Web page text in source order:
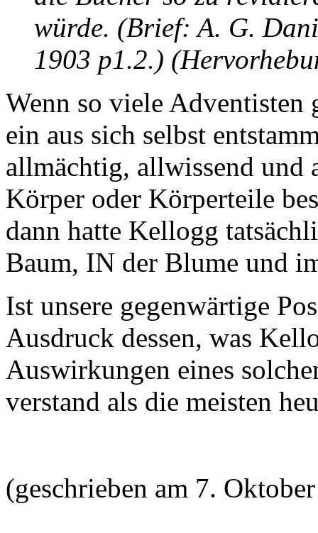
würde. (Brief: A. G.
1903 p1.2.)
Wenn so viele Adventisten
ein aus sich selbst
allmächtig, allwissend und
Körper oder Körperteile
dann hatte Kellogg
Baum, IN der Blume und
Ist unsere gegenwärtige
Ausdruck dessen, was
Auswirkungen eines
verstand als die meisten
(geschrieben am 7.